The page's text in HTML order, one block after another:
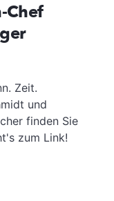
Chef
Zeit.
und
finden Sie
zum Link!